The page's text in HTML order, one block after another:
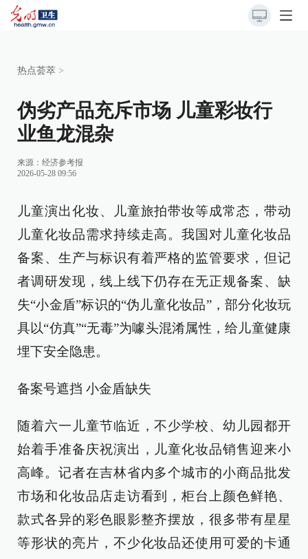
热点荟萃 >
伪劣产品充斥市场 儿童彩妆行
业鱼龙混杂
来源： 经济参考报
2026-05-28 09:56
儿童演出化妆、儿童旅拍带妆等成常态，带动
儿童化妆品需求持续走高。我国对儿童化妆品
备案、生产与标识有着严格的监管要求，但记
者调研发现，线上线下仍存在无正规备案、缺
失“小金盾”标识的“伪儿童化妆品”，部分化妆玩
具以“仿真”“无毒”为噱头混淆属性，给儿童健康
埋下安全隐患。
备案号遮挡 小金盾缺失
随着六一儿童节临近，不少学校、幼儿园都开
始着手准备庆祝演出，儿童化妆品销售迎来小
高峰。记者在吉林省内多个城市的小商品批发
市场和化妆品店走访看到，柜台上颜色鲜艳、
款式各异的彩色眼影整齐摆放，很多带有星星
等形状的亮片，不少化妆品还使用可爱的卡通